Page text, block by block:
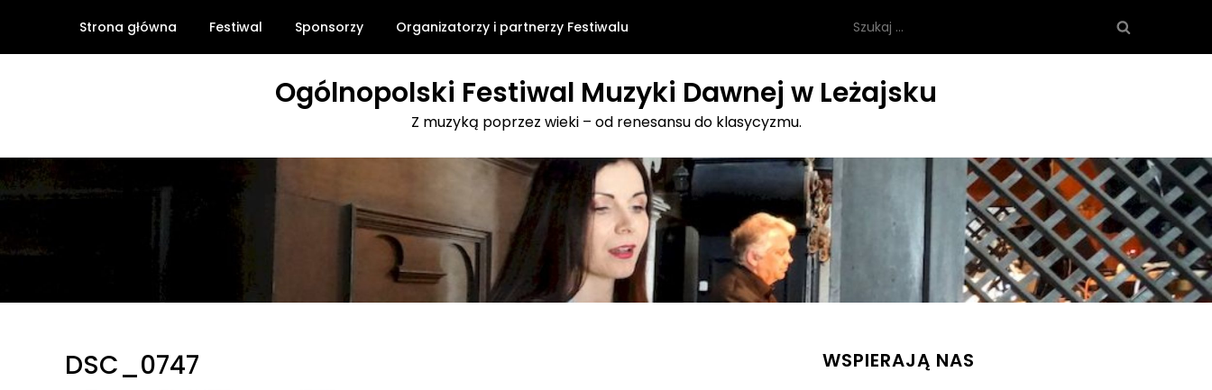
content
Strona główna Festiwal Sponsorzy Organizatorzy i partnerzy Festiwalu
Ogólnopolski Festiwal Muzyki Dawnej w Leżajsku
Z muzyką poprzez wieki – od renesansu do klasycyzmu.
DSC_0747 WSPIERAJĄ NAS